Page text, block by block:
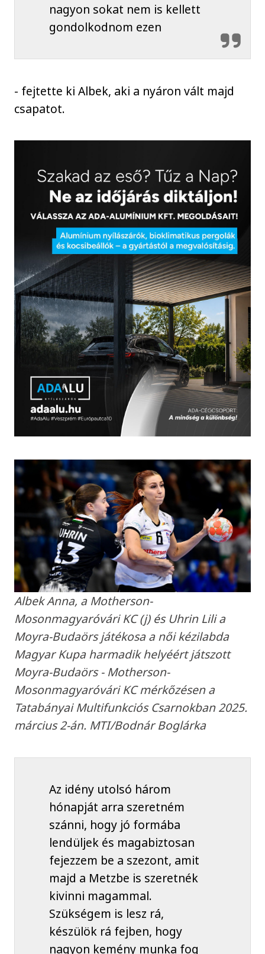
nagyon sokat nem is kellett
gondolkodnom ezen
- fejtette ki Albek, aki a nyáron vált majd
csapatot.
Albek Anna, a Motherson-
Mosonmagyaróvári KC (j) és Uhrin Lili a
Moyra-Budaörs játékosa a női kézilabda
Magyar Kupa harmadik helyéért játszott
Moyra-Budaörs - Motherson-
Mosonmagyaróvári KC mérkőzésen a
Tatabányai Multifunkciós Csarnokban 2025.
március 2-án. MTI/Bodnár Boglárka
Az idény utolsó három
hónapját arra szeretném
szánni, hogy jó formába
lendüljek és magabiztosan
fejezzem be a szezont, amit
majd a Metzbe is szeretnék
kivinni magammal.
Szükségem is lesz rá,
készülök rá fejben, hogy
nagyon kemény munka fog